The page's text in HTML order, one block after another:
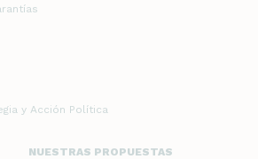
y Acción Política
NUESTRAS PROPUESTAS